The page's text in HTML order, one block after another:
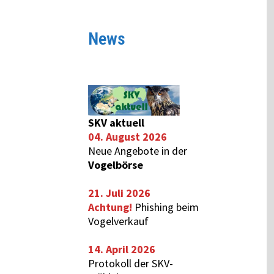
News
SKV aktuell
04. August 2026
Neue Angebote in der
Vogelbörse
21. Juli 2026
Achtung! Phishing beim
Vogelverkauf
14. April 2026
Protokoll der SKV-